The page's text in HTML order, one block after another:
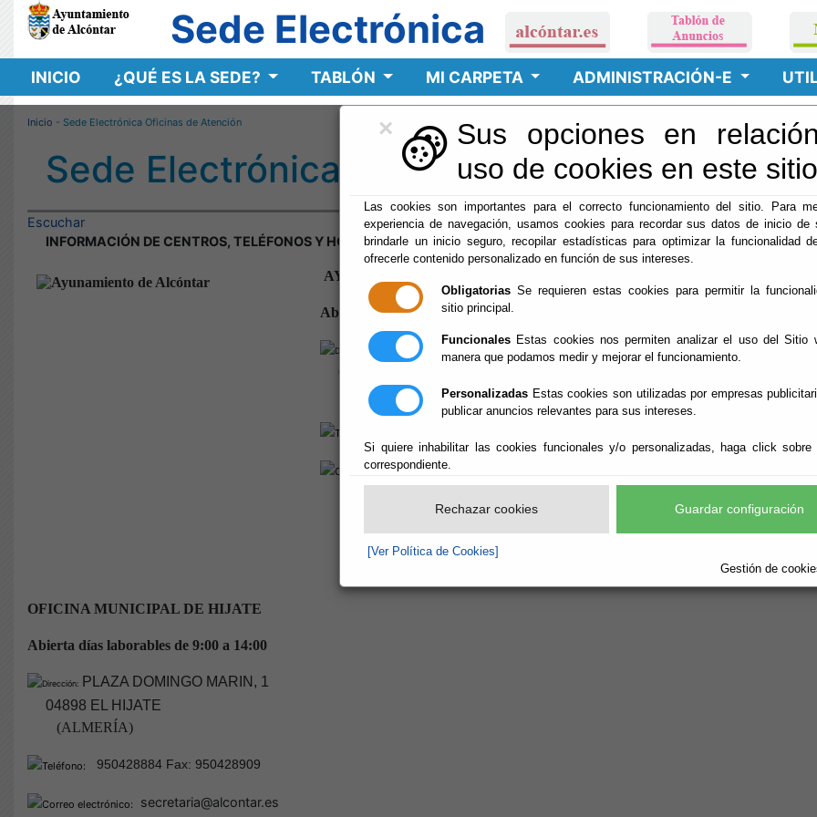
×
Sus opciones en
uso de cookies en este sitio
Las cookies son importantes para el correcto funcionamiento del sitio. Para
experiencia de navegación, usamos cookies para recordar sus datos de inicio de
brindarle un inicio seguro, recopilar estadísticas para optimizar la funcionalidad
ofrecerle contenido personalizado en función de sus intereses.
Obligatorias Se requieren estas cookies para permitir la
sitio principal.
Funcionales Estas cookies nos permiten analizar el uso del Sitio
manera que podamos medir y mejorar el funcionamiento.
Personalizadas Estas cookies son utilizadas por empresas
publicar anuncios relevantes para sus intereses.
Si quiere inhabilitar las cookies funcionales y/o personalizadas, haga click sobre
correspondiente.
Rechazar cookies Guardar configuración
[Ver Política de Cookies]
Gestión de
Sede Electrónica
INICIO ¿QUÉ ES LA SEDE? TABLÓN MI CARPETA ADMINISTRACIÓN-E
Inicio - Sede Electrónica Oficinas de Atención
Sede Electrónica Oficinas de Atención
Escuchar
INFORMACIÓN DE CENTROS, TELÉFONOS Y HORARIOS DE ANTENCIÓN PRESENCIAL
AYUNTAMIENTO DE ALCÓNTAR
Abierto días laborables de 9:00 a 14:00
PLAZA DE LA CONSTITUCIÓN, 1
(ALMERÍA)
secretaria@alcontar.es
OFICINA MUNICIPAL DE HIJATE
Abierta días laborables de 9:00 a 14:00
PLAZA DOMINGO MARIN, 1
04898 EL HIJATE
(ALMERÍA)
950428884 Fax: 950428909
secretaria@alcontar.es